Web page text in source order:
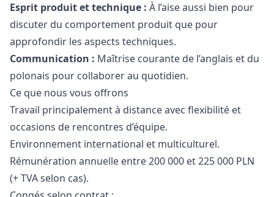
Esprit produit et technique : À l’aise aussi bien pour
discuter du comportement produit que pour
approfondir les aspects techniques.
Communication : Maîtrise courante de l’anglais et du
polonais pour collaborer au quotidien.
Ce que nous vous offrons
Travail principalement à distance avec flexibilité et
occasions de rencontres d’équipe.
Environnement international et multiculturel.
Rémunération annuelle entre 200 000 et 225 000 PLN
(+ TVA selon cas).